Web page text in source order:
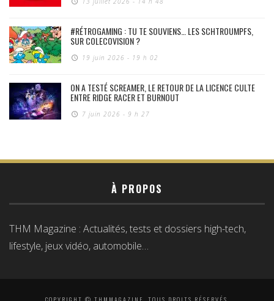
#RÉTROGAMING : TU TE SOUVIENS… LES SCHTROUMPFS,
SUR COLECOVISION ?
19 juin 2026 - 19 h 02
ON A TESTÉ SCREAMER, LE RETOUR DE LA LICENCE CULTE
ENTRE RIDGE RACER ET BURNOUT
7 juin 2026 - 9 h 27
À PROPOS
THM Magazine : Actualités, tests et dossiers high-tech,
lifestyle, jeux vidéo, automobile…